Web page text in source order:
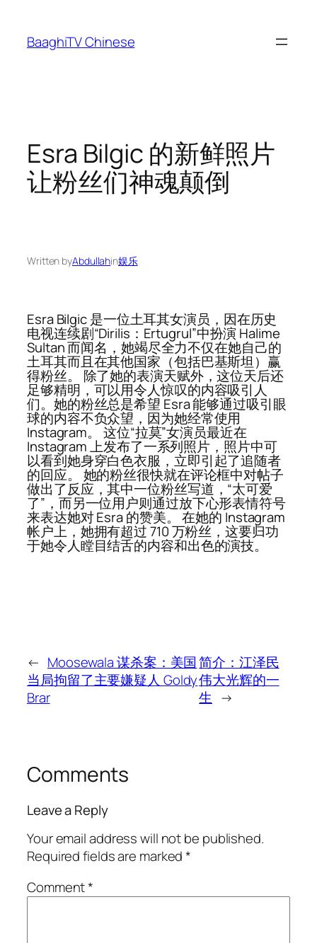
content
BaaghiTV Chinese
Esra Bilgic 的新鲜照片
让粉丝们神魂颠倒
Written byAbdullahin娱乐
Esra Bilgic 是一位土耳其女演员，因在历史
电视连续剧“Dirilis：Ertugrul”中扮演 Halime
Sultan 而闻名，她竭尽全力不仅在她自己的
土耳其而且在其他国家（包括巴基斯坦）赢
得粉丝。 除了她的表演天赋外，这位天后还
足够精明，可以用令人惊叹的内容吸引人
们。她的粉丝总是希望 Esra 能够通过吸引眼
球的内容不负众望，因为她经常使用
Instagram。 这位“拉莫”女演员最近在
Instagram 上发布了一系列照片，照片中可
以看到她身穿白色衣服，立即引起了追随者
的回应。 她的粉丝很快就在评论框中对帖子
做出了反应，其中一位粉丝写道，“太可爱
了”，而另一位用户则通过放下心形表情符号
来表达她对 Esra 的赞美。 在她的 Instagram
帐户上，她拥有超过 710 万粉丝，这要归功
于她令人瞠目结舌的内容和出色的演技。
← Moosewala 谋杀案：美国
当局拘留了主要嫌疑人 Goldy
Brar
简介：江泽民
伟大光辉的一
生 →
Comments
Leave a Reply
Your email address will not be published.
Required fields are marked*
Comment*